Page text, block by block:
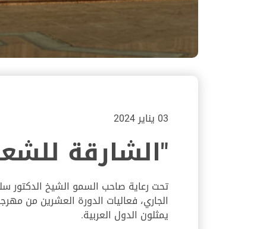
03 يناير 2024
"الشارقة
تحت رعاية صاحب السمو الشيخ الدكتور
يمثلون الدول العربية.